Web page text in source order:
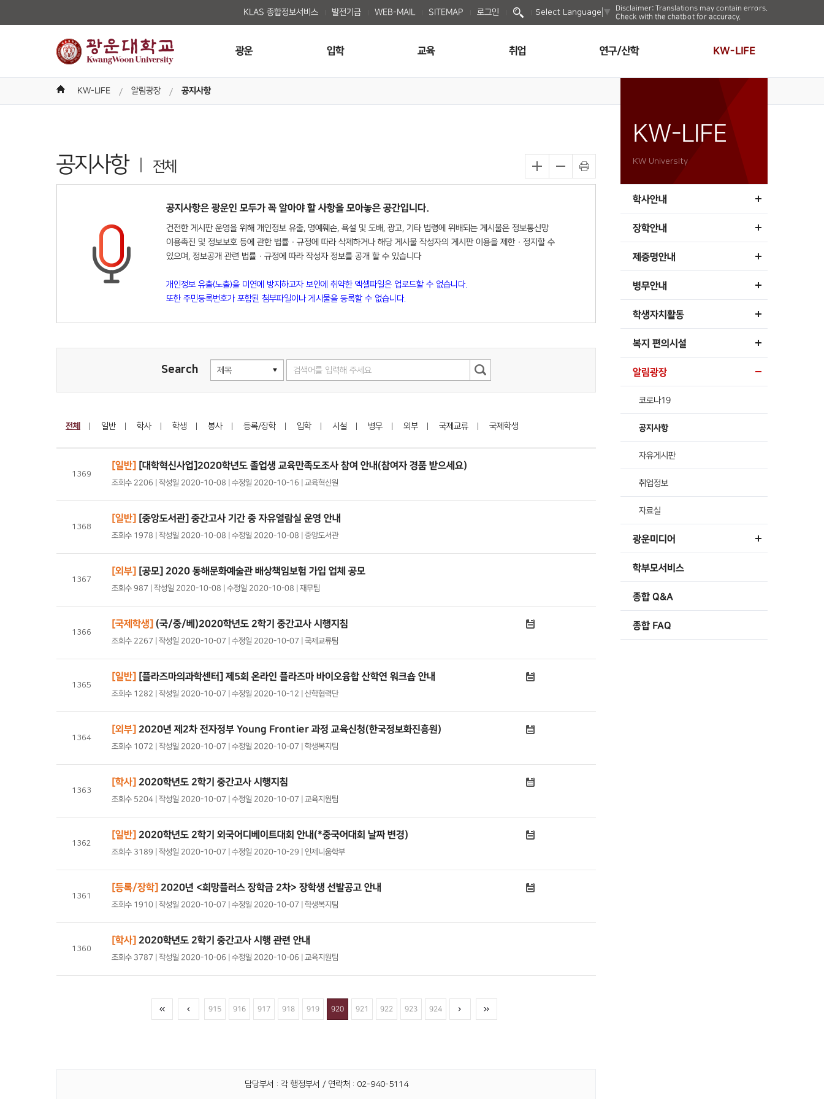
KLAS 종합정보서비스 발전기금 WEB-MAIL SITEMAP 로그인 Select Language ▼
Disclaimer: Translations may contain errors.
Check with the chatbot for accuracy.
광운 입학 교육 취업 연구/산학 KW-LIFE
KW-LIFE 알림광장 공지사항
공지사항 전체
공지사항은 광운인 모두가 꼭 알아야 할 사항을 모아놓은 공간입니다.
건전한 게시판 운영을 위해 개인정보 유출, 명예훼손, 욕설 및 도배, 광고, 기타 법령에 위배되는 게시물은 정보통신망
이용촉진 및 정보보호 등에 관한 법률 · 규정에 따라 삭제하거나 해당 게시물 작성자의 게시판 이용을 제한 · 정지할 수
있으며, 정보공개 관련 법률 · 규정에 따라 작성자 정보를 공개 할 수 있습니다
개인정보 유출(노출)을 미연에 방지하고자 보안에 취약한 엑셀파일은 업로드할 수 없습니다.
또한 주민등록번호가 포함된 첨부파일이나 게시물을 등록할 수 없습니다.
Search
전체 일반 학사 학생 봉사 등록/장학 입학 시설 병무 외부 국제교류 국제학생
1369
[일반] [대학혁신사업]2020학년도 졸업생 교육만족도조사 참여 안내(참여자 경품 받으세요)
조회수 2206 | 작성일 2020-10-08 | 수정일 2020-10-16 | 교육혁신원
1368
[일반] [중앙도서관] 중간고사 기간 중 자유열람실 운영 안내
조회수 1978 | 작성일 2020-10-08 | 수정일 2020-10-08 | 중앙도서관
1367
[외부] [공모] 2020 동해문화예술관 배상책임보험 가입 업체 공모
조회수 987 | 작성일 2020-10-08 | 수정일 2020-10-08 | 재무팀
1366
[국제학생] (국/중/베)2020학년도 2학기 중간고사 시행지침
조회수 2267 | 작성일 2020-10-07 | 수정일 2020-10-07 | 국제교류팀
1365
[일반] [플라즈마의과학센터] 제5회 온라인 플라즈마 바이오융합 산학연 워크숍 안내
조회수 1282 | 작성일 2020-10-07 | 수정일 2020-10-12 | 산학협력단
1364
[외부] 2020년 제2차 전자정부 Young Frontier 과정 교육신청(한국정보화진흥원)
조회수 1072 | 작성일 2020-10-07 | 수정일 2020-10-07 | 학생복지팀
1363
[학사] 2020학년도 2학기 중간고사 시행지침
조회수 5204 | 작성일 2020-10-07 | 수정일 2020-10-07 | 교육지원팀
1362
[일반] 2020학년도 2학기 외국어디베이트대회 안내(*중국어대회 날짜 변경)
조회수 3189 | 작성일 2020-10-07 | 수정일 2020-10-29 | 인제니움학부
1361
[등록/장학] 2020년 <희망플러스 장학금 2차> 장학생 선발공고 안내
조회수 1910 | 작성일 2020-10-07 | 수정일 2020-10-07 | 학생복지팀
1360
[학사] 2020학년도 2학기 중간고사 시행 관련 안내
조회수 3787 | 작성일 2020-10-06 | 수정일 2020-10-06 | 교육지원팀
915 916 917 918 919 920 921 922 923 924
담당부서 : 각 행정부서 / 연락처 : 02-940-5114
KW-LIFE
KW University
학사안내
장학안내
제증명안내
병무안내
학생자치활동
복지 편의시설
알림광장
코로나19
공지사항
자유게시판
취업정보
자료실
광운미디어
학부모서비스
종합 Q&A
종합 FAQ